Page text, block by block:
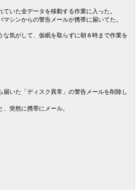
いた全データを移動する作業に入った。
シンからの警告メールが携帯に届いてた。
気がして、仮眠を取らずに朝８時まで作業を
いた「ディスク異常」の警告メールを削除し
突然に携帯にメール。